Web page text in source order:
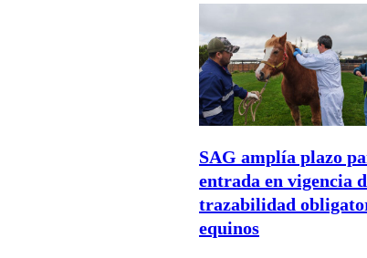
SAG amplía plazo
entrada en vigencia
trazabilidad
equinos